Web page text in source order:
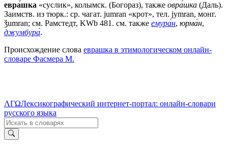
евра́шка «суслик», колымск. (Богораз), также овра́шка (Даль).
Заимств. из тюрк.: ср. чагат. jumran «крот», тел. jymran, монг.
ǯumran; см. Рамстедт, KWb 481. см. также емура́н, юрма́н,
джумбура́.
Происхождение слова еврашка в этимологическом онлайн-
словаре Фасмера М.
ΛΓΩЛексикографический интернет-портал: онлайн-словари
русского языка